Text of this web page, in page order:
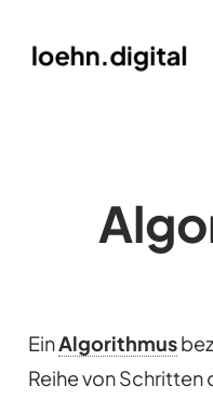
EinAlgorithmus
Reihe von Schritten